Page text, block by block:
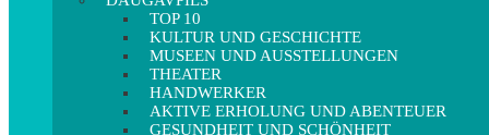
TOP 10
KULTUR UND GESCHICHTE
MUSEEN UND AUSSTELLUNGEN
THEATER
HANDWERKER
AKTIVE ERHOLUNG UND ABENTEUER
GESUNDHEIT UND SCHÖNHEIT